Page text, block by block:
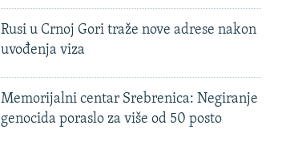
Rusi u Crnoj Gori traže nove adrese nakon
uvođenja viza
Memorijalni centar Srebrenica: Negiranje
genocida poraslo za više od 50 posto